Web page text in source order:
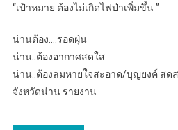
“เป้าหมาย ต้องไม่เกิดไฟป่าเพิ่มขึ้น ”
น่านต้อง….รอดฝุ่น
น่าน..ต้องอากาศสดใส
น่าน..ต้องลมหายใจสะอาด/บุญยงค์ ส
จังหวัดน่าน รายงาน